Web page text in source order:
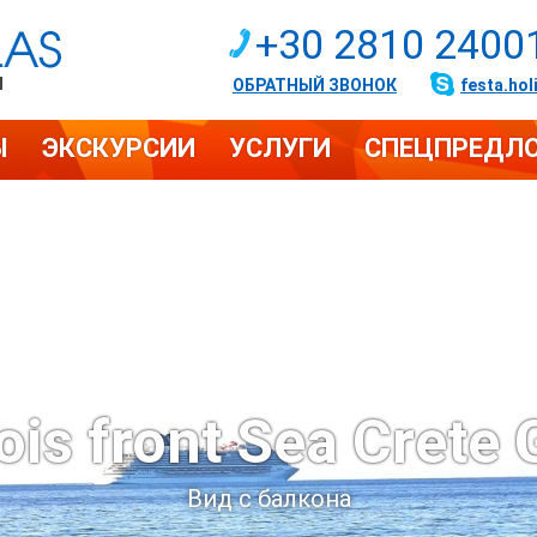
+30 2810
ОБРАТНЫЙ ЗВОНОК
ЭКСКУРСИИ УСЛУГИ
front Sea Crete
Вид с балкона